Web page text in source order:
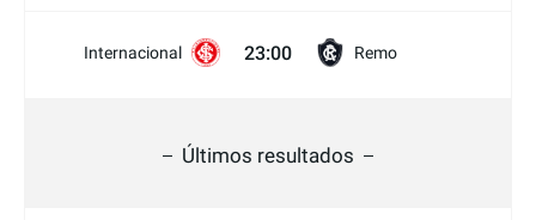
Internacional 23:00 Remo
Últimos resultados